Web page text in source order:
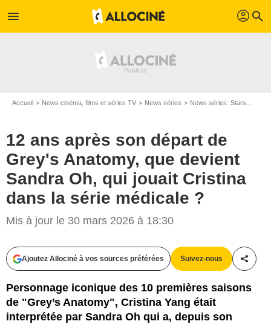
menu profil search
Accueil News cinéma, films et séries TV News séries News séries: Stars
12 ans après son départ de
Grey's Anatomy, que devient
Sandra Oh, qui jouait Cristina
dans la série médicale ?
Mis à jour le 30 mars 2026 à 18:30
Ajoutez Allociné à vos sources préférées Suivez-nous
Personnage iconique des 10 premières saisons
de "Grey’s Anatomy", Cristina Yang était
interprétée par Sandra Oh qui a, depuis son